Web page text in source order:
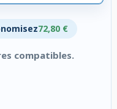
72,80 €
compatibles.